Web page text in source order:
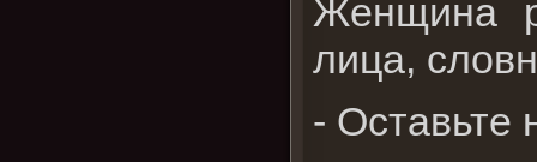
Женщина
лица,
- Оставьте